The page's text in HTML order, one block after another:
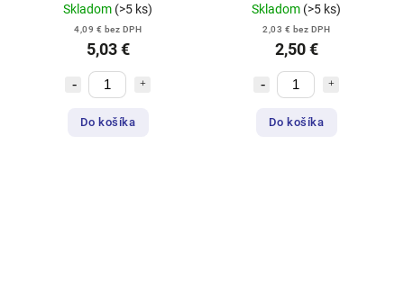
Skladom (>5 ks)
4,09 € bez DPH
5,03 €
Do košíka
Skladom (>5 ks)
2,03 € bez DPH
2,50 €
Do košíka